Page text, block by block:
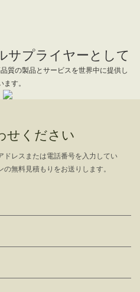
サプライヤーとして
質の製品とサービスを世界中に提供し
ます。
せください
ドレスまたは電話番号を入力してい
無料見積もりをお送りします。